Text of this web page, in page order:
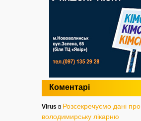
Коментарі
Virus в Розсекречуємо дані про
володимирську лікарню